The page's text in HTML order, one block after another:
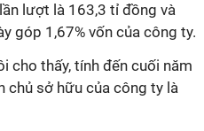
lượt là 163,3 tỉ đồng và
góp 1,67% vốn của công ty.
cho thấy, tính đến cuối năm
chủ sở hữu của công ty là